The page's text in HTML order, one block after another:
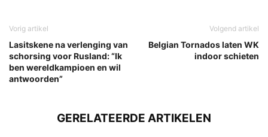
Vorig artikel
Lasitskene na verlenging van
schorsing voor Rusland: “Ik
ben wereldkampioen en wil
antwoorden”
Volgend artikel
Belgian Tornados laten WK
indoor schieten
GERELATEERDE ARTIKELEN